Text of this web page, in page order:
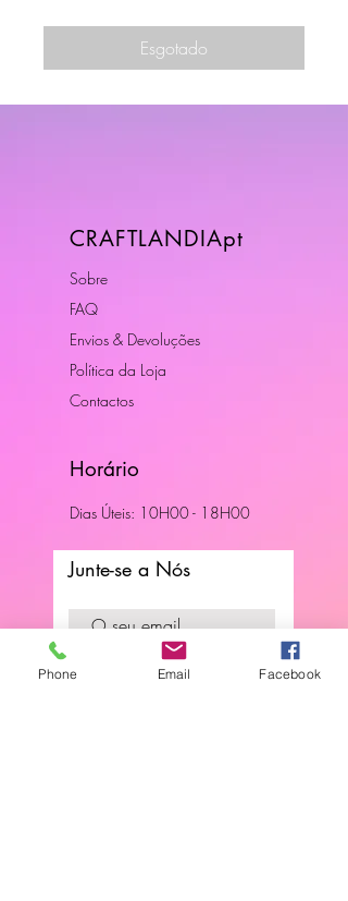
Esgotado
CRAFTLANDIApt
Sobre
FAQ
Envios & Devoluções
Política da Loja
Contactos
Horário
Dias Úteis: 10H00 - 18H00
Junte-se a Nós
Subscreva a nossa newsletter
Phone Email Facebook